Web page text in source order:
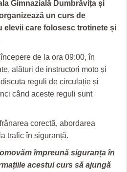
Z
Gimnazială Dumbrăvița și
un curs de
elevii care folosesc trotinete și
de la ora 09:00, în
alături de instructori moto și
reguli de circulație și
când aceste reguli sunt
corectă, abordarea
trafic în siguranță.
împreună siguranța în
acestui curs să ajungă